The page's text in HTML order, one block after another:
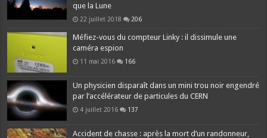
que la Lune
22 juillet 2018 206
Méfiez-vous du compteur Linky : il dissimule une
caméra espion
11 mai 2016 166
Un physicien disparaît dans un mini trou noir engendré
par l’accélérateur de particules du CERN
4 juillet 2016 137
Accident de chasse : après la mort d’un randonneur,